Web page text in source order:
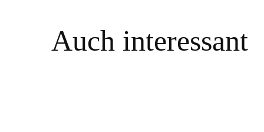
Auch interessant